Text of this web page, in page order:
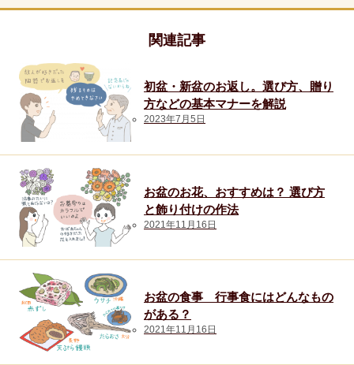
70代女性
部下・後輩
ギフトトレンド
関連記事
初盆・新盆のお返し。選び方、贈り
方などの基本マナーを解説
2023年7月5日
お盆のお花、おすすめは？ 選び方
と飾り付けの作法
2021年11月16日
お盆の食事 行事食にはどんなもの
がある？
2021年11月16日